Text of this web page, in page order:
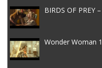
BIRDS OF PREY
Wonder Woman